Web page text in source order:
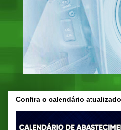
Confira o calendário atualizado